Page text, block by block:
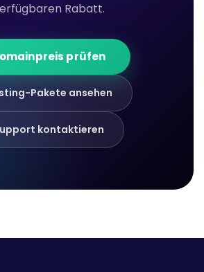
Rabatt.
prüfen
Pakete ansehen
kontaktieren